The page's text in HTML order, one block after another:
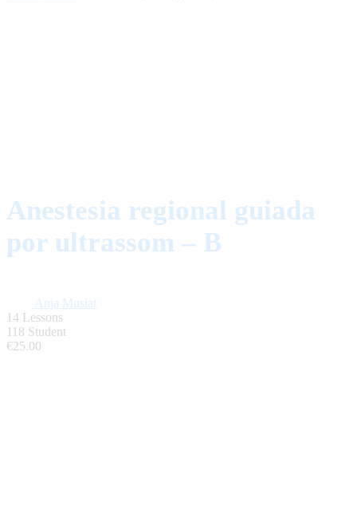
Anestesia regional guiada
por ultrassom – B
Anja Musiat
14 Lessons
118 Student
€25.00